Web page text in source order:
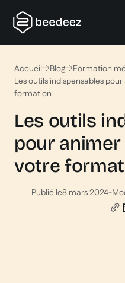
Accueil Blog
Formation
Les outils indispensables
formation
Les outils
pour
votre
Publié le8 mars 2024-